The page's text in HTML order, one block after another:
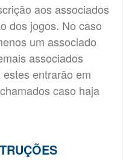
aos associados
dos jogos. No caso
um associado
associados
entrarão em
caso haja